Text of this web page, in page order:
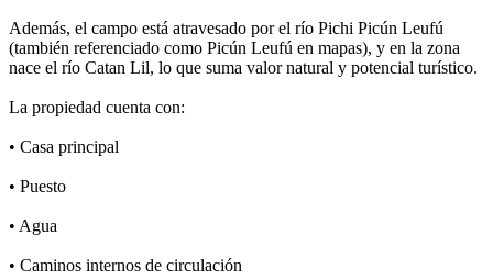
Además, el campo está atravesado por el río Pichi Picún Leufú
(también referenciado como Picún Leufú en mapas), y en la zona
nace el río Catan Lil, lo que suma valor natural y potencial turístico.
La propiedad cuenta con:
• Casa principal
• Puesto
• Agua
• Caminos internos de circulación